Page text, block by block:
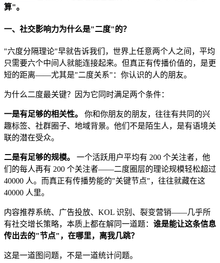
算"。
一、社交影响力为什么是"二度"的？
"六度分隔理论"早就告诉我们，世界上任意两个人之间，平均
只需要六个中间人就能连接起来。但真正有传播价值的，是更
短的距离——尤其是"二度关系"：你认识的人的朋友。
为什么二度最关键？因为它同时满足两个条件：
一是有足够的相关性。
你和你朋友的朋友，往往有共同的兴
趣标签、社群圈子、地域背景。他们不是陌生人，是有语境关
联的潜在受众。
二是有足够的规模。
一个活跃用户平均有 200 个关注者，他
们的每人再有 200 个关注者——二度圈层的理论规模轻松超过
40000 人。而真正有传播势能的"关键节点"，往往就藏在这
40000 人里。
内容推荐系统、广告投放、KOL 识别、裂变营销——几乎所
有社交增长策略，本质上都在解同一道题： 谁是能让这条信息
传出去的"节点"，在哪里，离我几跳？
这是一道图问题，不是一道统计问题。